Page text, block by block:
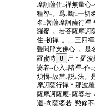
摩訶薩住 二禪無量心一
種智一。爲レ斷二一切
名 二菩薩摩訶薩行禪
羅蜜一。若菩薩摩訶
住 二初禪一。二三四
聲聞辟支佛心一。是
羅蜜時 8 尸＊羅波
婆若一心入 二諸禪一作二
煩惱一故當レ説レ法。
摩訶薩行禪＊那波
薩摩訶薩應二薩婆若一
迴 二 向薩婆若一懃修不